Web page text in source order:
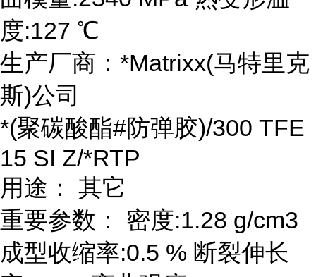
度:127 ℃
生产厂商：*Matrixx(马特里克
斯)公司
*(聚碳酸酯#防弹胶)/300 TFE
15 SI Z/*RTP
用途： 其它
重要参数： 密度:1.28 g/cm3
成型收缩率:0.5 % 断裂伸长